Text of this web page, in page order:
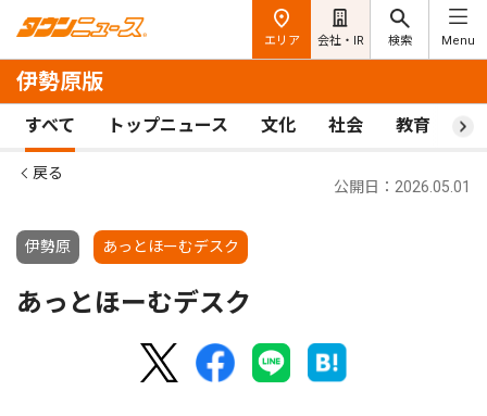
エリア 会社・IR 検索 Menu
伊勢原版
すべて トップニュース 文化 社会 教育 ス
戻る
伊勢原 あっとほーむデスク
公開日：2026.05.01
あっとほーむデスク